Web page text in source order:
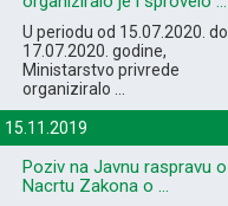
U periodu od 15.07.2020. do
17.07.2020. godine,
Ministarstvo privrede
organiziralo ...
15.11.2019
Poziv na Javnu raspravu o
Nacrtu Zakona o ...